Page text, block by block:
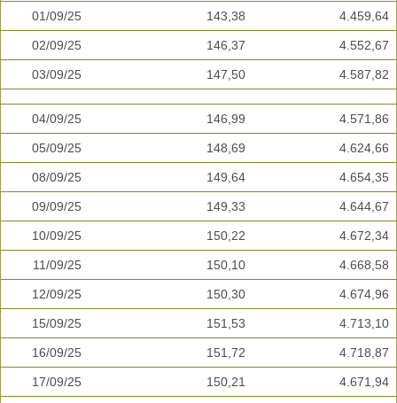
01/09/25 143,38 4.459,64
02/09/25 146,37 4.552,67
03/09/25 147,50 4.587,82
04/09/25 146,99 4.571,86
05/09/25 148,69 4.624,66
08/09/25 149,64 4.654,35
09/09/25 149,33 4.644,67
10/09/25 150,22 4.672,34
11/09/25 150,10 4.668,58
12/09/25 150,30 4.674,96
15/09/25 151,53 4.713,10
16/09/25 151,72 4.718,87
17/09/25 150,21 4.671,94